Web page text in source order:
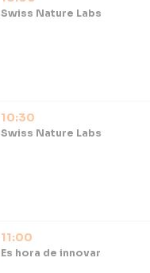
Swiss Nature Labs
10:30
Swiss Nature Labs
11:00
Es hora de innovar